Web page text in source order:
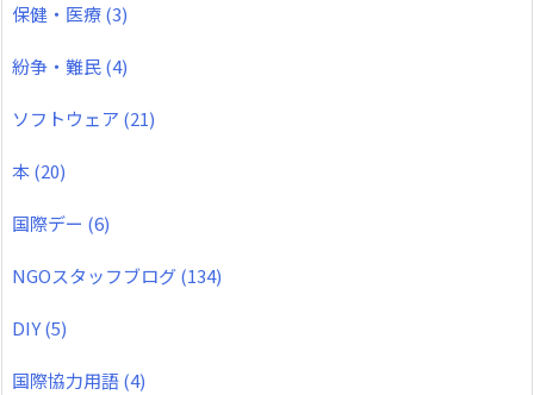
保健・医療(3)
紛争・難民(4)
ソフトウェア (21)
本(20)
国際デー (6)
NGOスタッフブログ(134)
DIY(5)
国際協力用語(4)